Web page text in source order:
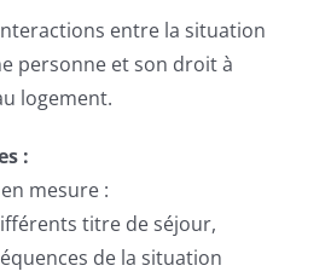
entre la situation
personne et son droit à
logement.
:
mesure :
titre de séjour,
de la situation